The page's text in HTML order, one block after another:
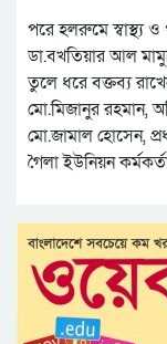
পরে হলরুমে স্বাস্থ্য ও
ডা.বখতিয়ার আল
তুলে ধরে বক্তব্য
মো.মিজানুর রহমান,
মো.জামাল হোসেন,
গৈলা ইউনিয়ন